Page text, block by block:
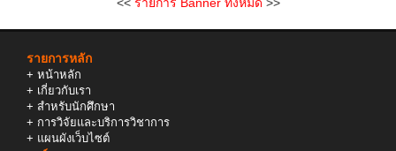
<< รายการ Banner ทั้งหมด >>
รายการหลัก
+ หน้าหลัก
+ เกี่ยวกับเรา
+ สำหรับนักศึกษา
+ การวิจัยและบริการวิชาการ
+ แผนผังเว็บไซต์